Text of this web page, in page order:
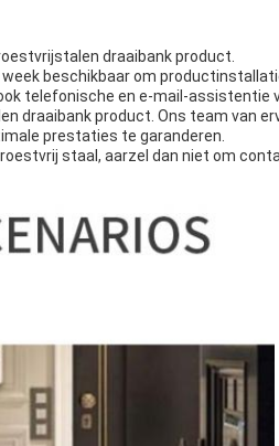
draaibank product.
beschikbaar om
telefonische en e-mail-assistentie
draaibank product. Ons team van
prestaties te garanderen.
staal, aarzel dan niet om